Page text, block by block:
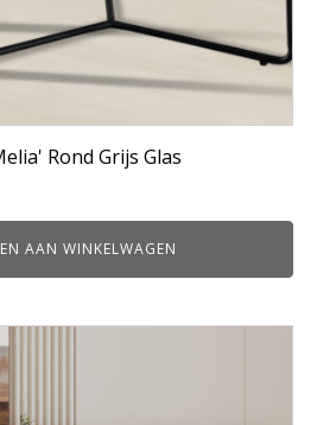
Rond Grijs Glas
AAN WINKELWAGEN